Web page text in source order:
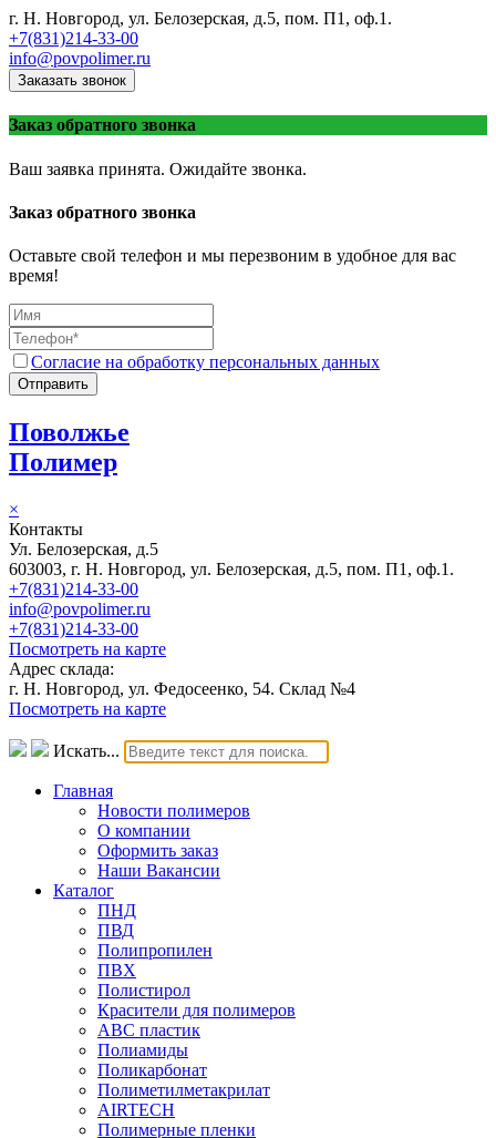
г. Н. Новгород, ул. Белозерская, д.5, пом. П1, оф.1.
+7(831)214-33-00
info@povpolimer.ru
Заказать звонок
Заказ обратного звонка
Ваш заявка принята. Ожидайте звонка.
Заказ обратного звонка
Оставьте свой телефон и мы перезвоним в удобное для вас
время!
Согласие на обработку персональных данных
Отправить
Поволжье
Полимер
×
Контакты
Ул. Белозерская, д.5
603003, г. Н. Новгород, ул. Белозерская, д.5, пом. П1, оф.1.
+7(831)214-33-00
info@povpolimer.ru
+7(831)214-33-00
Посмотреть на карте
Адрес склада:
г. Н. Новгород, ул. Федосеенко, 54. Склад №4
Посмотреть на карте
Искать...
Главная
Новости полимеров
О компании
Оформить заказ
Наши Вакансии
Каталог
ПНД
ПВД
Полипропилен
ПВХ
Полистирол
Красители для полимеров
АВС пластик
Полиамиды
Поликарбонат
Полиметилметакрилат
AIRTECH
Полимерные пленки